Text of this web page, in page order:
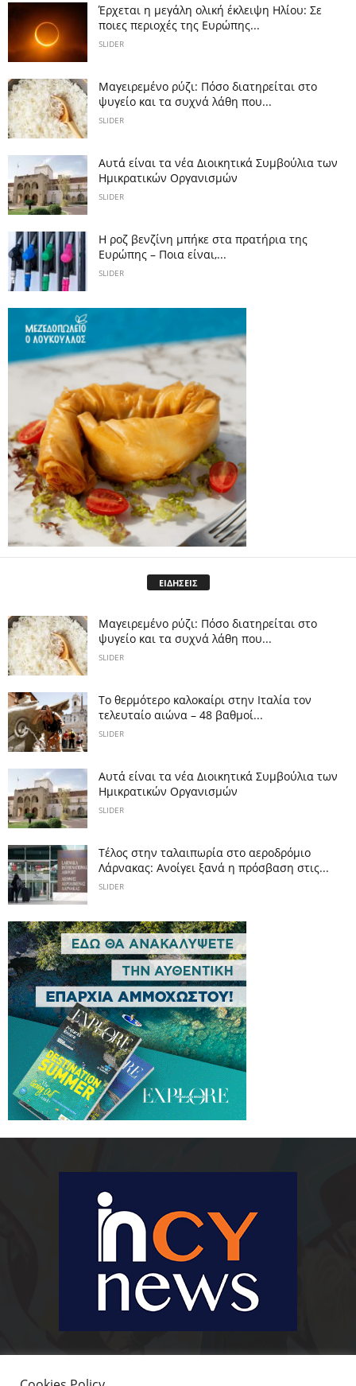
Έρχεται η μεγάλη ολική έκλειψη Ηλίου: Σε
ποιες περιοχές της Ευρώπης...
SLIDER
Μαγειρεμένο ρύζι: Πόσο διατηρείται στο
ψυγείο και τα συχνά λάθη που...
SLIDER
Αυτά είναι τα νέα Διοικητικά Συμβούλια των
Ημικρατικών Οργανισμών
SLIDER
Η ροζ βενζίνη μπήκε στα πρατήρια της
Ευρώπης – Ποια είναι,...
SLIDER
ΕΙΔΗΣΕΙΣ
Μαγειρεμένο ρύζι: Πόσο διατηρείται στο
ψυγείο και τα συχνά λάθη που...
SLIDER
Το θερμότερο καλοκαίρι στην Ιταλία τον
τελευταίο αιώνα – 48 βαθμοί...
SLIDER
Αυτά είναι τα νέα Διοικητικά Συμβούλια των
Ημικρατικών Οργανισμών
SLIDER
Tέλος στην ταλαιπωρία στο αεροδρόμιο
Λάρνακας: Ανοίγει ξανά η πρόσβαση στις...
SLIDER
είστε πραγματικά in cynews στην επικαιρότητα.